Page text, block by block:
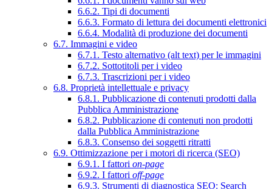
6.6.2. Tipi di documenti
6.6.3. Formato di lettura dei documenti elettronici
6.6.4. Modalità di produzione dei documenti
6.7. Immagini e video
6.7.1. Testo alternativo (alt text) per le immagini
6.7.2. Sottotitoli per i video
6.7.3. Trascrizioni per i video
6.8. Proprietà intellettuale e privacy
6.8.1. Pubblicazione di contenuti prodotti dalla
Pubblica Amministrazione
6.8.2. Pubblicazione di contenuti non prodotti
dalla Pubblica Amministrazione
6.8.3. Consenso dei soggetti ritratti
6.9. Ottimizzazione per i motori di ricerca (SEO)
6.9.1. I fattori on-page
6.9.2. I fattori off-page
6.9.3. Strumenti di diagnostica SEO: Search